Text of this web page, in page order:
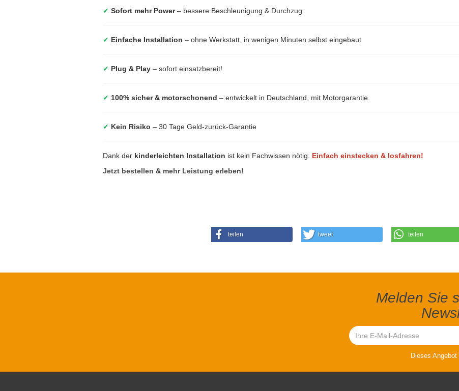
✔ Sofort mehr Power– bessere Beschleunigung & Durchzug
✔ Einfache Installation – ohne Werkstatt, in wenigen Minuten selbst eingebaut
✔ Plug & Play – sofort einsatzbereit!
✔ 100% sicher & motorschonend – entwickelt in Deutschland, mit Motorgarantie
✔ Kein Risiko – 30 Tage Geld-zurück-Garantie
Dank der kinderleichten Installation ist kein Fachwissen nötig. Einfach einstecken & losfahren!
Jetzt bestellen & mehr Leistung erleben!
teilen tweet teilen
Melden Sie
Dieses